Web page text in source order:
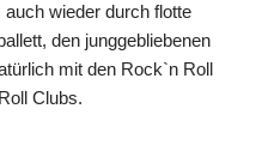
wieder durch flotte
den junggebliebenen
mit den Rock`n Roll
Clubs.